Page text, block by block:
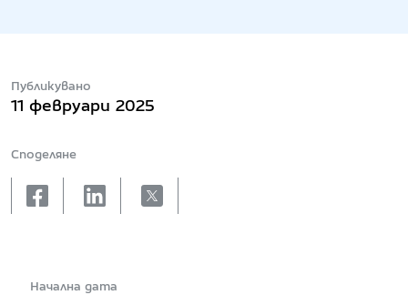
Публикувано
11 февруари 2025
Споделяне
facebooklinkedinX
Начална дата